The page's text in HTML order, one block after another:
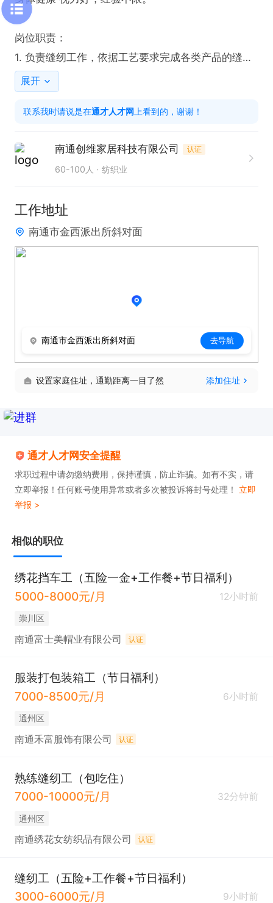
岗位职责：
1. 负责缝纫工作，依据工艺要求完成各类产品的缝制
任务。
2. 确保缝纫质量，严格把控针距、线迹等工艺标准，
保证产品品质。
障，确保设备正常运行。
4. 积极配合团队工作，与其他岗位协同完成生产任
只需两步，轻松找工作：1、先点击投简历；2、再打
电话。联系时请说是在通才人才网看到的！
展开
联系我时请说是在通才人才网 上看到的，谢谢！
南通创维家居科技有限公司 认证
60-100人 纺织业
工作地址
南通市金西派出所斜对面
南通市金西派出所斜对面 去导航
设置家庭住址，通勤距离一目了然 添加住址
通才人才网安全提醒
求职过程中请勿缴纳费用，保持谨慎，防止诈骗。如有不实，请
立即举报！任何账号使用异常或者多次被投诉将封号处理！ 立即
举报 >
相似的职位
绣花挡车工（五险一金+工作餐+节日福利）
5000-8000元/月
12小时前
崇川区
南通富士美帽业有限公司 认证
服装打包装箱工（节日福利）
7000-8500元/月
6小时前
通州区
南通禾富服饰有限公司 认证
熟练缝纫工（包吃住）
7000-10000元/月
32分钟前
通州区
南通绣花女纺织品有限公司 认证
缝纫工（五险+工作餐+节日福利）
3000-6000元/月
9小时前